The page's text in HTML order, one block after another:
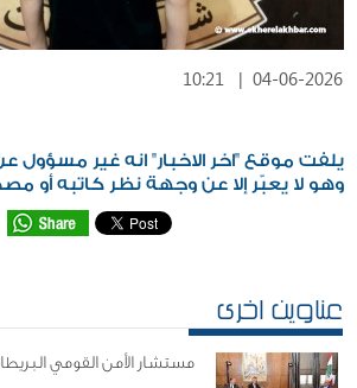
10:21 |04-06-2026
يلفت موقع "اخر الاخبار" انه غير مسؤول
وهو لا يعبّر إلا عن وجهة نظر كاتبه أو
عناوين اخرى
مستشار الأمن القومي